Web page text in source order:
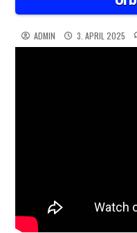
ADMIN 3. APRIL 2025